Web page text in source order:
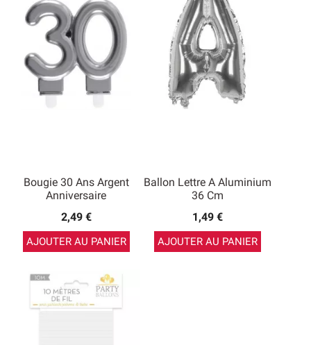
Bougie 30 Ans Argent
Anniversaire
2,49 €
AJOUTER AU PANIER
Ballon Lettre A Aluminium
36 Cm
1,49 €
AJOUTER AU PANIER